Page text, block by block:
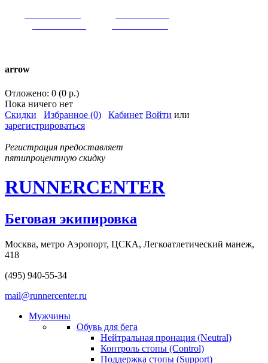
arrow
Отложено: 0 (0 р.)
Пока ничего нет
Скидки
Избранное (0) Кабинет Войти или
зарегистрироваться
Регистрация предоставляет
пятипроцентную скидку
RUNNERCENTER
Беговая экипировка
Москва, метро Аэропорт, ЦСКА, Легкоатлетический манеж,
418
(495) 940-55-34
mail@runnercenter.ru
Мужчины
Обувь для бега
Нейтральная пронация (Neutral)
Контроль стопы (Control)
Поддержка стопы (Support)